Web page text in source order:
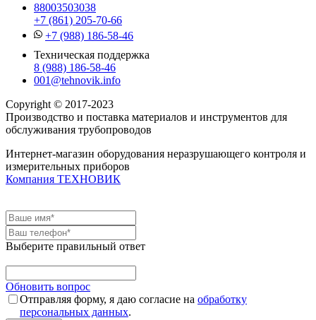
88003503038
+7 (861) 205-70-66
+7 (988) 186-58-46
Техническая поддержка
8 (988) 186-58-46
001@tehnovik.info
Copyright © 2017-2023
Производство и поставка материалов и инструментов для
обслуживания трубопроводов
Интернет-магазин оборудования неразрушающего контроля и
измерительных приборов
Компания ТЕХНОВИК
Выберите правильный ответ
Обновить вопрос
Отправляя форму, я даю согласие на обработку
персональных данных.